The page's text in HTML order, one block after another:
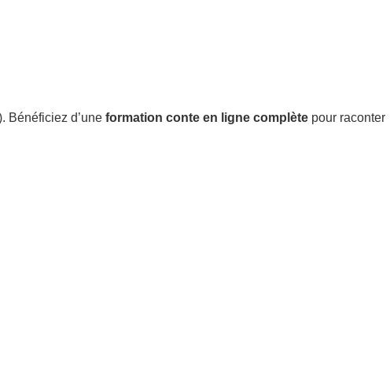
Bénéficiez d’une formation conte en ligne complète pour raconter